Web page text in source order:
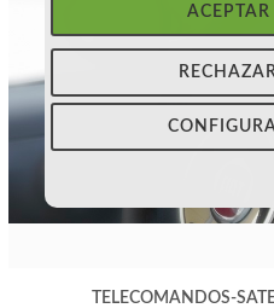
TELECOMANDOS-
ACEPTAR